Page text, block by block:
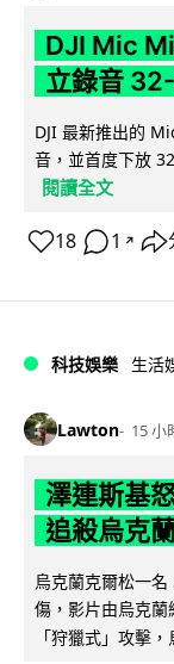
DJI Mic
立錄音
DJI 最新推出的
音，並首度下放
閱讀全文
18 1 ↗
科技娛樂 生活
Lawton 15 小
澤連斯基
追殺烏克
烏克蘭克爾松一
傷，影片由烏克
「狩獵式」攻擊